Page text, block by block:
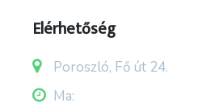
Elérhetőség
Poroszló, Fő út 24.
Ma: